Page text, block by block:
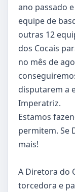
ano passado
equipe de
outras 12
dos Cocais
no mês de
disputarem a
Imperatriz.
Estamos
permitem. Se
mais!
A Diretora do
torcedora e